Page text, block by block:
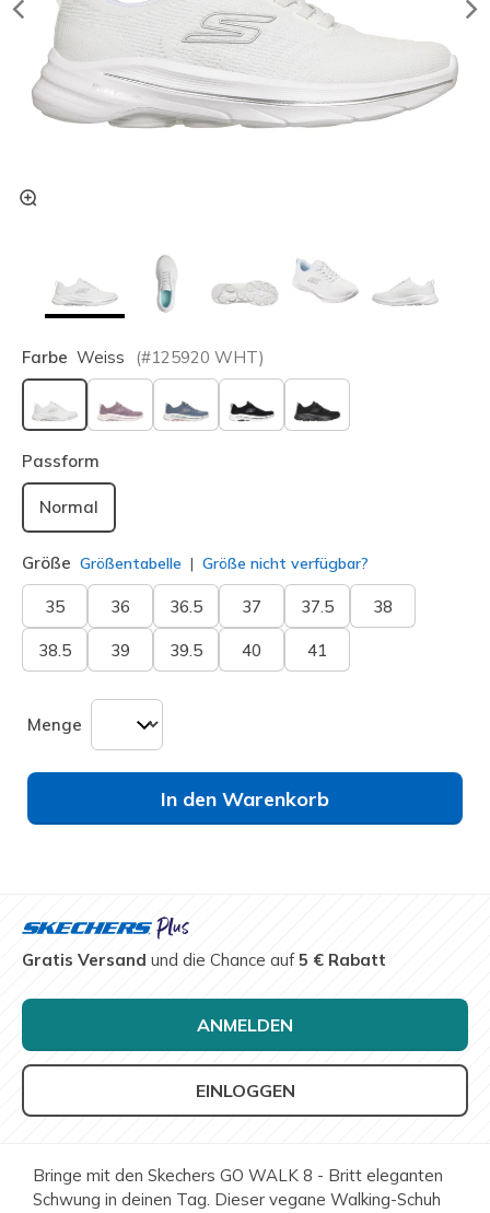
Farbe Weiss (#125920 WHT)
ausgewählt
Passform
Normal
Größe Größentabelle Größe nicht verfügbar?
35 36 36.5 37 37.5 38
38.5 39 39.5 40 41
Menge
In den Warenkorb
Gratis Versand und die Chance auf5 € Rabatt
ANMELDEN
EINLOGGEN
Bringe mit den Skechers GO WALK 8 - Britt eleganten
Schwung in deinen Tag. Dieser vegane Walking-Schuh